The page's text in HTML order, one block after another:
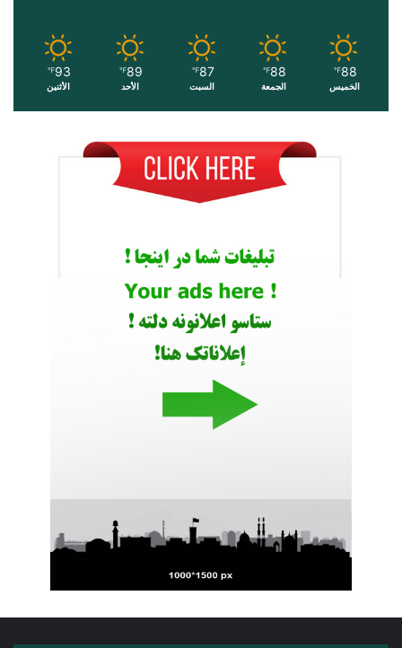
88
℉
الخميس
88
℉
الجمعة
87
℉
السبت
89
℉
الأحد
93
℉
الأثنين